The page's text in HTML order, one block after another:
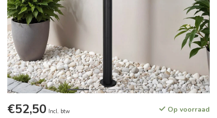
€52,50 Incl. btw Op voorraad